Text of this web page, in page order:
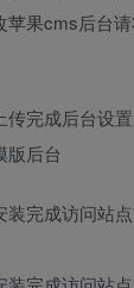
苹果cms后台
传完成后台设
版后台
装完成访问站